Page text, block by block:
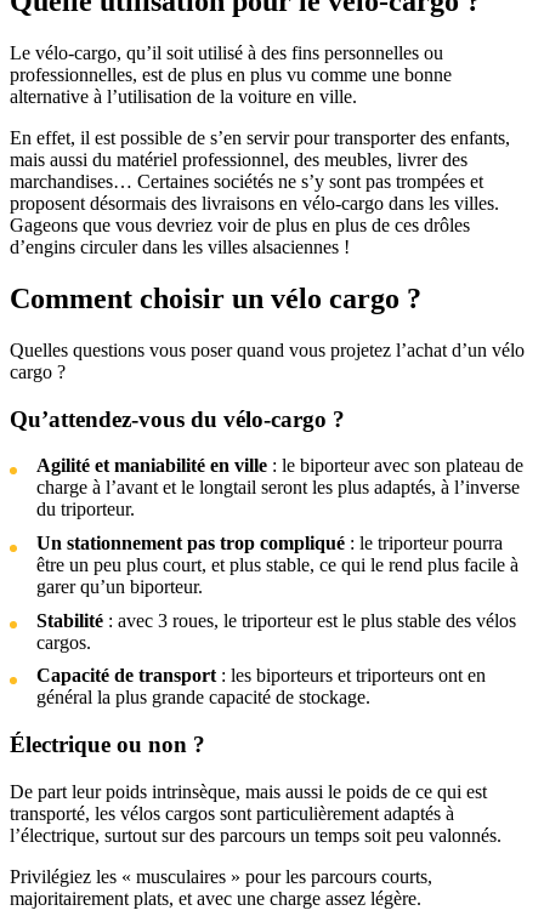
Le vélo-cargo, qu’il soit utilisé à des fins personnelles ou
professionnelles, est de plus en plus vu comme une bonne
alternative à l’utilisation de la voiture en ville.
En effet, il est possible de s’en servir pour transporter des enfants,
mais aussi du matériel professionnel, des meubles, livrer des
marchandises… Certaines sociétés ne s’y sont pas trompées et
proposent désormais des livraisons en vélo-cargo dans les villes.
Gageons que vous devriez voir de plus en plus de ces drôles
d’engins circuler dans les villes alsaciennes !
Comment choisir un vélo cargo ?
Quelles questions vous poser quand vous projetez l’achat d’un vélo
cargo ?
Qu’attendez-vous du vélo-cargo ?
Agilité et maniabilité en ville : le biporteur avec son plateau de
charge à l’avant et le longtail seront les plus adaptés, à l’inverse
du triporteur.
Un stationnement pas trop compliqué : le triporteur pourra
être un peu plus court, et plus stable, ce qui le rend plus facile à
garer qu’un biporteur.
Stabilité : avec 3 roues, le triporteur est le plus stable des vélos
cargos.
Capacité de transport : les biporteurs et triporteurs ont en
général la plus grande capacité de stockage.
Électrique ou non ?
De part leur poids intrinsèque, mais aussi le poids de ce qui est
transporté, les vélos cargos sont particulièrement adaptés à
l’électrique, surtout sur des parcours un temps soit peu valonnés.
Privilégiez les « musculaires » pour les parcours courts,
majoritairement plats, et avec une charge assez légère.